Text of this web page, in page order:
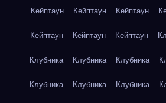
Кейптаун Кейптаун Кейптаун
Кейптаун Кейптаун Кейптаун
Клубника Клубника Клубника
Клубника Клубника Клубника